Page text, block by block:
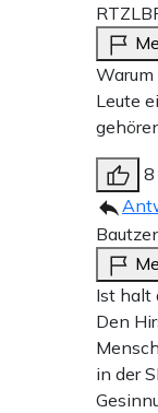
Leute
8
Ist halt
Den
in der